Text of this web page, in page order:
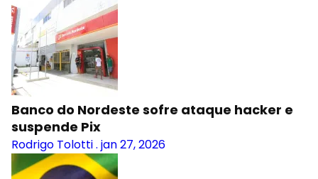
Banco do Nordeste sofre ataque hacker e
suspende Pix
Rodrigo Tolotti. jan 27, 2026